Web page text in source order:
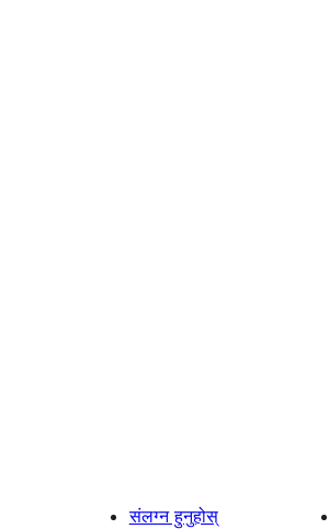
संलग्न हुनुहोस्